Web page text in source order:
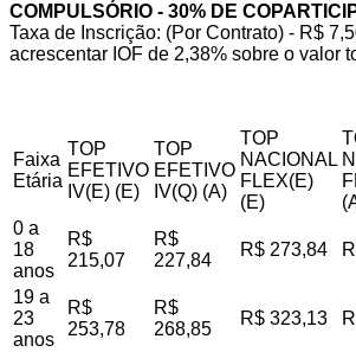
COMPULSÓRIO - 30% DE
Taxa de Inscrição: (Por Contrato) - R$
acrescentar IOF de 2,38% sobre o valor
Faixa
Etária
TOP
EFETIVO
IV(E) (E)
TOP
EFETIVO
IV(Q) (A)
TOP
NACIONAL
FLEX(E)
(E)
0 a
18
anos
R$
215,07
R$
227,84
R$ 273,84
19 a
23
anos
R$
253,78
R$
268,85
R$ 323,13